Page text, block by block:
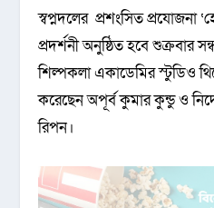
স্বপ্নদলের প্রশংসিত প্রযোজনা
প্রদর্শনী অনুষ্ঠিত হবে শুক্রবার
শিল্পকলা একাডেমির স্টুডিও
করেছেন অপূর্ব কুমার কুন্ডু ও
রিপন।